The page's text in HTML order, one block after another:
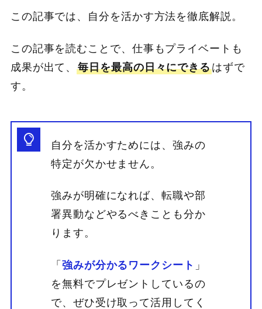
この記事では、自分を活かす方法を徹底解説。
この記事を読むことで、仕事もプライベートも
成果が出て、毎日を最高の日々にできるはずで
す。
自分を活かすためには、強みの
特定が欠かせません。
強みが明確になれば、転職や部
署異動などやるべきことも分か
ります。
「 強みが分かるワークシート 」
を無料でプレゼントしているの
で、ぜひ受け取って活用してく